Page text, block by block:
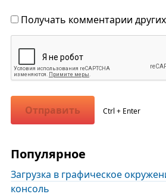
Получать комментарии
Отправить Ctrl + Enter
Популярное
Загрузка в графическое
консоль